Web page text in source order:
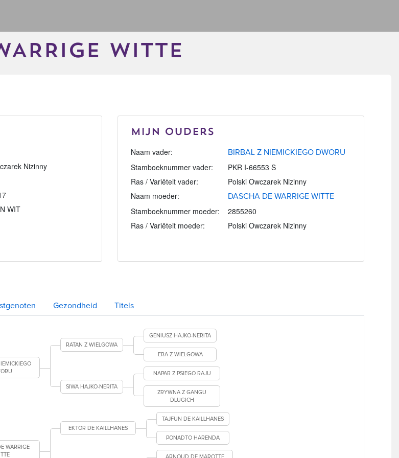
WITTE
Nizinny
WIT
Mijn Ouders
Naam vader:
BIRBAL Z NIEMICKIEGO DWORU
Stamboeknummer vader:
PKR I-66553 S
Ras / Variëteit vader:
Polski Owczarek Nizinny
Naam moeder:
DASCHA DE WARRIGE WITTE
Stamboeknummer moeder:
2855260
Ras / Variëteit moeder:
Polski Owczarek Nizinny
Gezondheid Titels
RATAN Z WIELGOWA
GENIUSZ HAJKO-NERITA
ERA Z WIELGOWA
SIWA HAJKO-NERITA
NAPAR Z PSIEGO RAJU
ZRYWNA Z GANGU
DLUGICH
WARRIGE
EKTOR DE KAILLHANES
TAJFUN DE KAILLHANES
PONADTO HARENDA
ARNOUD DE MAROTTE